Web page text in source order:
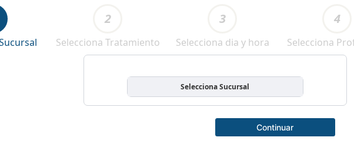
2
Selecciona Tratamiento
3
Selecciona dia y hora
4
Selecciona
Selecciona Sucursal
Continuar